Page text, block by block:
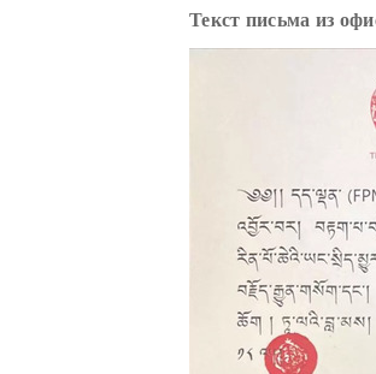
Текст письма из